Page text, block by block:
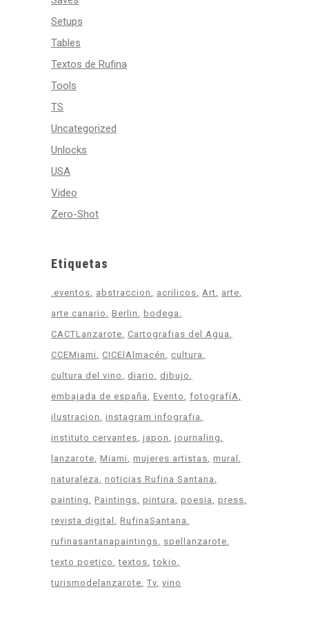
Setups
Tables
Textos de Rufina
Tools
TS
Uncategorized
Unlocks
USA
Video
Zero-Shot
Etiquetas
.eventos abstraccion acrilicos Art
arte
arte canario
Berlin
bodega
CACTLanzarote
Cartografias del Agua
CCEMiami
CICElAlmacén
cultura
cultura del vino
diario
dibujo
embajada de españa
Evento
fotografíA
ilustracion
instagram infografia
instituto cervantes japon
journaling
lanzarote Miami mujeres artistas mural
naturaleza
noticias Rufina Santana
painting
Paintings pintura poesia
press
revista digital
RufinaSantana
rufinasantanapaintings
spellanzarote
texto poetico
textos tokio
turismodelanzarote Tv vino